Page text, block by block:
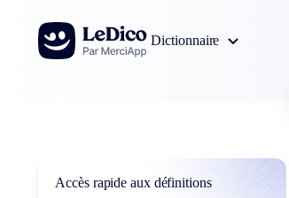
Aller au contenu
Dictionnaire
Accès rapide aux définitions